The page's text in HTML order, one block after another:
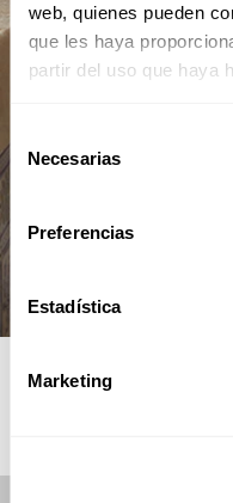
web, quienes pueden
que les haya
partir del uso que haya
de Necesarias
Preferencias
Estadística
Marketing